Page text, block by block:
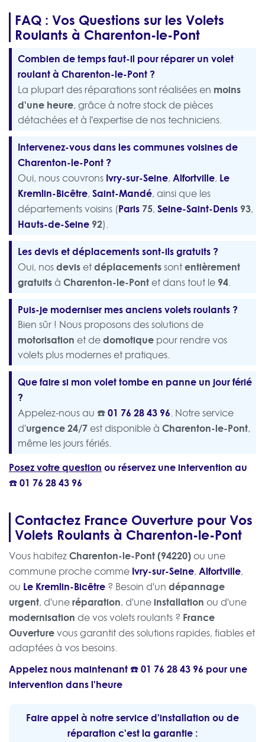
FAQ : Vos Questions sur les Volets
Roulants à Charenton-le-Pont
Combien de temps faut-il pour réparer un volet
roulant à Charenton-le-Pont ?
La plupart des réparations sont réalisées en moins
d'une heure, grâce à notre stock de pièces
détachées et à l'expertise de nos techniciens.
Intervenez-vous dans les communes voisines de
Charenton-le-Pont ?
Oui, nous couvrons Ivry-sur-Seine, Alfortville, Le
Kremlin-Bicêtre, Saint-Mandé, ainsi que les
départements voisins (Paris 75, Seine-Saint-Denis 93,
Hauts-de-Seine 92).
Les devis et déplacements sont-ils gratuits ?
Oui, nosdevis etdéplacementssontentièrement
gratuits à Charenton-le-Pont et dans tout le 94.
Puis-je moderniser mes anciens volets roulants ?
Bien sûr ! Nous proposons des solutions de
motorisation et dedomotique pour rendre vos
volets plus modernes et pratiques.
Que faire si mon volet tombe en panne un jour férié
?
Appelez-nous au ☎️01 76 28 43 96. Notre service
d'urgence 24/7 est disponible à Charenton-le-Pont,
même les jours fériés.
Posez votre question ou réservez une intervention au
☎️01 76 28 43 96
Contactez France Ouverture pour Vos
Volets Roulants à Charenton-le-Pont
Vous habitezCharenton-le-Pont (94220)ou une
commune proche comme Ivry-sur-Seine, Alfortville,
ou Le Kremlin-Bicêtre ? Besoin d'un dépannage
urgent, d'uneréparation, d'uneinstallation ou d'une
modernisation de vos volets roulants ? France
Ouverturevous garantit des solutions rapides, fiables et
adaptées à vos besoins.
Appelez nous maintenant ☎️01 76 28 43 96 pour une
intervention dans l'heure
Faire appel à notre service d'installation ou de
réparation c'est la garantie :